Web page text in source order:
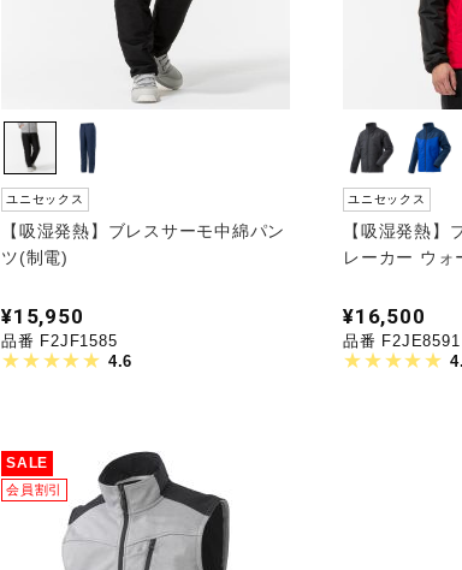
ユニセックス
【吸湿発熱】ブレスサーモ中綿パン
ツ(制電)
¥15,950
品番 F2JF1585
4.6
ユニセックス
【吸湿発熱】
レーカー ウォ
¥16,500
品番 F2JE8591
SALE
会員割引